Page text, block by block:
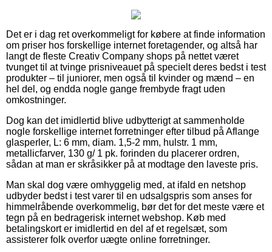
Det er i dag ret overkommeligt for købere at finde information
om priser hos forskellige internet foretagender, og altså har
langt de fleste Creativ Company shops på nettet været
tvunget til at tvinge prisniveauet på specielt deres bedst i test
produkter – til juniorer, men også til kvinder og mænd – en
hel del, og endda nogle gange frembyde fragt uden
omkostninger.
Dog kan det imidlertid blive udbytterigt at sammenholde
nogle forskellige internet forretninger efter tilbud på Aflange
glasperler, L: 6 mm, diam. 1,5-2 mm, hulstr. 1 mm,
metallicfarver, 130 g/ 1 pk. forinden du placerer ordren,
sådan at man er skråsikker på at modtage den laveste pris.
Man skal dog være omhyggelig med, at ifald en netshop
udbyder bedst i test varer til en udsalgspris som anses for
himmelråbende overkommelig, bør det for det meste være et
tegn på en bedragerisk internet webshop. Køb med
betalingskort er imidlertid en del af et regelsæt, som
assisterer folk overfor uægte online forretninger.